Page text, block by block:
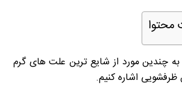
به چندین مورد از شایع ترین علت های گرم
اشاره کنیم.